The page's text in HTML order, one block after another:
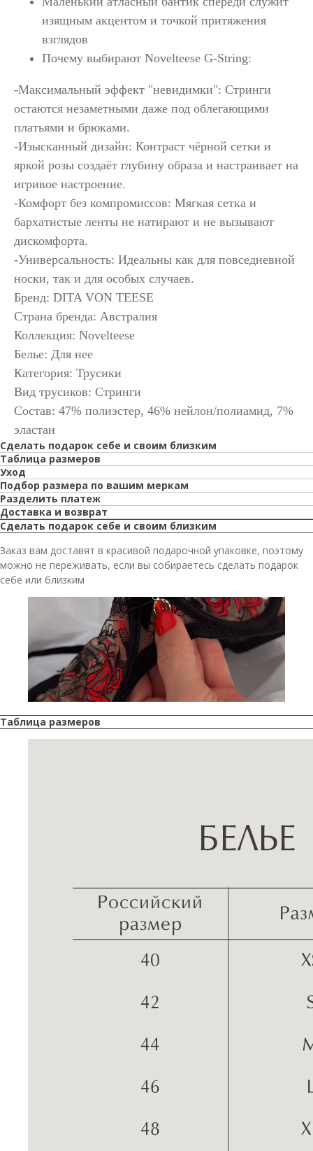
изящным акцентом и точкой притяжения
взглядов
Почему выбирают Novelteese G-String:
-Максимальный эффект "невидимки": Стринги
остаются незаметными даже под облегающими
платьями и брюками.
-Изысканный дизайн: Контраст чёрной сетки и
яркой розы создаёт глубину образа и настраивает на
игривое настроение.
-Комфорт без компромиссов: Мягкая сетка и
бархатистые ленты не натирают и не вызывают
дискомфорта.
-Универсальность: Идеальны как для повседневной
носки, так и для особых случаев.
Бренд: DITA VON TEESE
Страна бренда: Австралия
Коллекция: Novelteese
Белье: Для нее
Категория: Трусики
Вид трусиков: Стринги
Состав: 47% полиэстер, 46% нейлон/полиамид, 7%
эластан
Сделать подарок себе и своим близким
Таблица размеров
Уход
Подбор размера по вашим меркам
Разделить платеж
Доставка и возврат
Сделать подарок себе и своим близким
Заказ вам доставят в красивой подарочной упаковке, поэтому
можно не переживать, если вы собираетесь сделать подарок
себе или близким
Таблица размеров